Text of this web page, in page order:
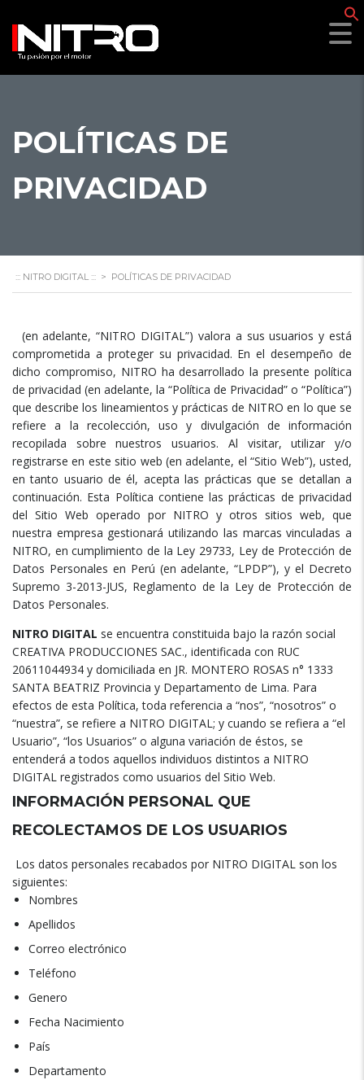
POLÍTICAS DE
PRIVACIDAD
::: NITRO DIGITAL ::: > POLÍTICAS DE PRIVACIDAD
(en adelante, “NITRO DIGITAL”) valora a sus usuarios y está
comprometida a proteger su privacidad. En el desempeño de
dicho compromiso, NITRO ha desarrollado la presente política
de privacidad (en adelante, la “Política de Privacidad” o “Política”)
que describe los lineamientos y prácticas de NITRO en lo que se
refiere a la recolección, uso y divulgación de información
recopilada sobre nuestros usuarios. Al visitar, utilizar y/o
registrarse en este sitio web (en adelante, el “Sitio Web”), usted,
en tanto usuario de él, acepta las prácticas que se detallan a
continuación. Esta Política contiene las prácticas de privacidad
del Sitio Web operado por NITRO y otros sitios web, que
nuestra empresa gestionará utilizando las marcas vinculadas a
NITRO, en cumplimiento de la Ley 29733, Ley de Protección de
Datos Personales en Perú (en adelante, “LPDP”), y el Decreto
Supremo 3-2013-JUS, Reglamento de la Ley de Protección de
Datos Personales.
NITRO DIGITAL se encuentra constituida bajo la razón social
CREATIVA PRODUCCIONES SAC., identificada con RUC
20611044934 y domiciliada en JR. MONTERO ROSAS n° 1333
SANTA BEATRIZ Provincia y Departamento de Lima. Para
efectos de esta Política, toda referencia a “nos”, “nosotros” o
“nuestra”, se refiere a NITRO DIGITAL; y cuando se refiera a “el
Usuario”, “los Usuarios” o alguna variación de éstos, se
entenderá a todos aquellos individuos distintos a NITRO
DIGITAL registrados como usuarios del Sitio Web.
INFORMACIÓN PERSONAL QUE
RECOLECTAMOS DE LOS USUARIOS
Los datos personales recabados por NITRO DIGITAL son los
siguientes:
Nombres
Apellidos
Correo electrónico
Teléfono
Genero
Fecha Nacimiento
País
Departamento